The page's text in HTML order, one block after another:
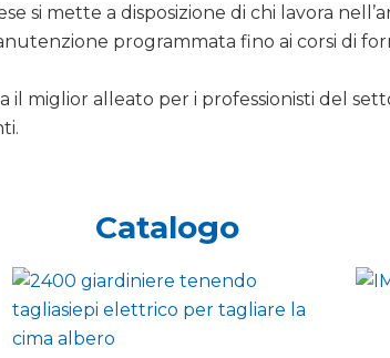
si mette a disposizione di chi lavora
programmata fino ai corsi di
il miglior alleato per i professionisti del
Catalogo